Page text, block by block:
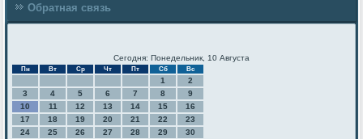
Обратная связь
Сегодня: Понедельник, 10 Августа
Пн Вт Ср Чт Пт Сб Вс
1
2
3
4 5 6 7 8
9
10
11 12 13 14 15
16
17
18 19 20 21 22
23
24
25 26 27 28 29
30